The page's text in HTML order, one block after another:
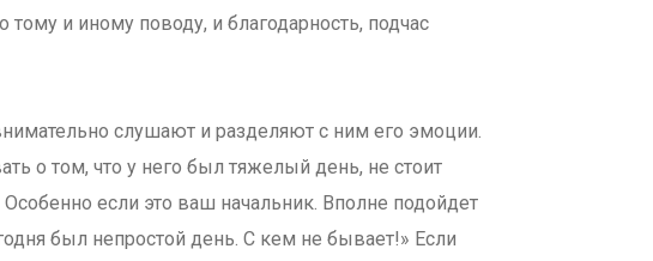
и иному поводу, и благодарность, подчас
слушают и разделяют с ним его эмоции.
о том, что у него был тяжелый день, не стоит
если это ваш начальник. Вполне подойдет
был непростой день. С кем не бывает!» Если